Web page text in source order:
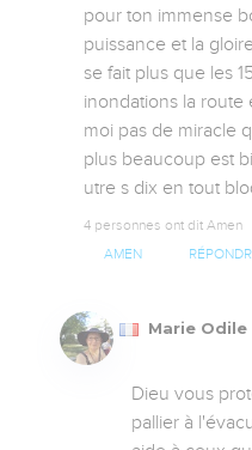
pour ton immense
puissance et la
se fait plus que les
inondations la
moi pas de miracle
plus beaucoup est
utre s dix en tout
4 personnes ont dit Amen
AMEN
Marie Odile
Dieu vous
pallier à